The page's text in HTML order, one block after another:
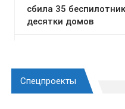
Спецпроекты